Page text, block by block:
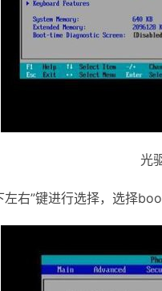
光
右”键进行选择，选择